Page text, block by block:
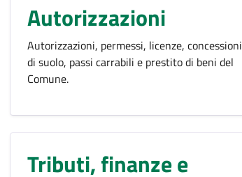
Autorizzazioni
Autorizzazioni, permessi, licenze, concessioni
di suolo, passi carrabili e prestito di beni del
Comune.
Tributi, finanze e